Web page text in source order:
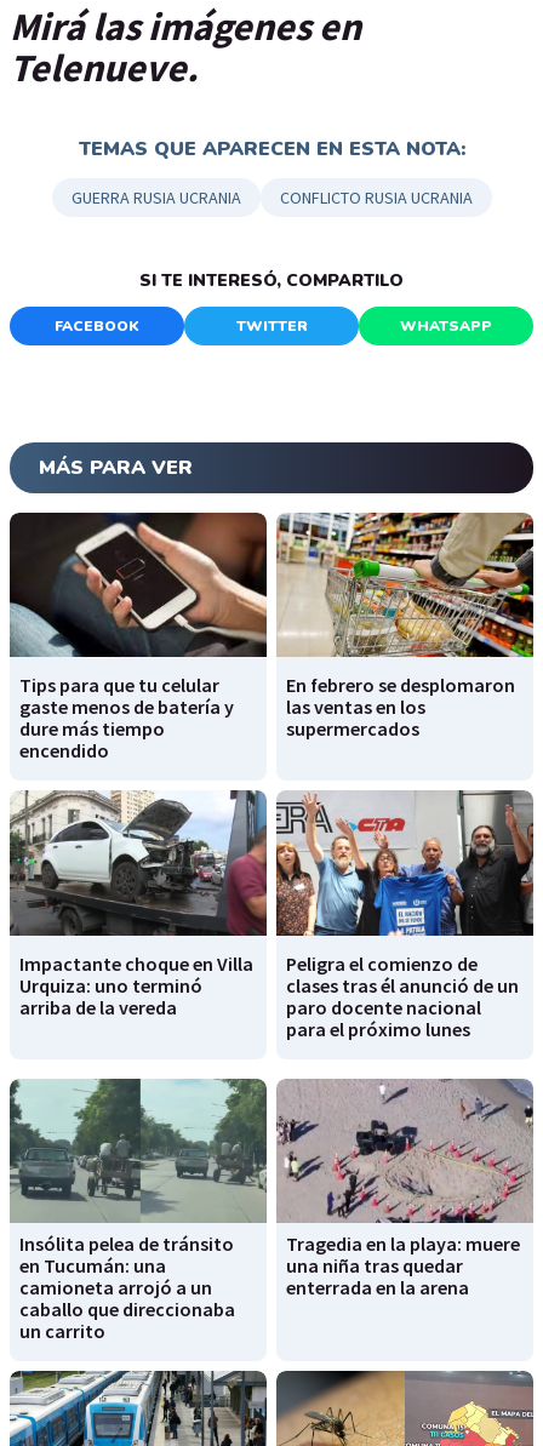
Mirá las imágenes en
Telenueve.
TEMAS QUE APARECEN EN ESTA NOTA:
GUERRA RUSIA UCRANIA CONFLICTO RUSIA UCRANIA
SI TE INTERESÓ, COMPARTILO
FACEBOOK TWITTER WHATSAPP
MÁS PARA VER
Tips para que tu celular
gaste menos de batería y
dure más tiempo
encendido
En febrero se desplomaron
las ventas en los
supermercados
Impactante choque en Villa
Urquiza: uno terminó
arriba de la vereda
Peligra el comienzo de
clases tras él anunció de un
paro docente nacional
para el próximo lunes
Insólita pelea de tránsito
en Tucumán: una
camioneta arrojó a un
caballo que direccionaba
un carrito
Tragedia en la playa: muere
una niña tras quedar
enterrada en la arena